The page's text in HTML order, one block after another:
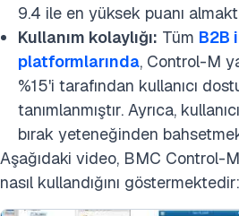
9.4 ile en yüksek puanı
Kullanım kolaylığı: Tüm B2B
platformlarında, Control-M
%15'i tarafından kullanıcı
tanımlanmıştır. Ayrıca,
bırak yeteneğinden
Aşağıdaki video, BMC Control-
nasıl kullandığını göstermektedir: